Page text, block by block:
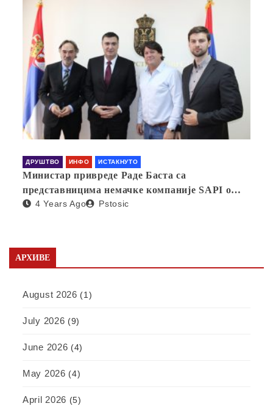
ДРУШТВО ИНФО ИСТАКНУТО
Министар привреде Раде Баста са
представницима немачке компаније SAPI о
отварању фабрике у Србији
4 Years Ago Pstosic
АРХИВЕ
August 2026 (1)
July 2026 (9)
June 2026 (4)
May 2026 (4)
April 2026 (5)